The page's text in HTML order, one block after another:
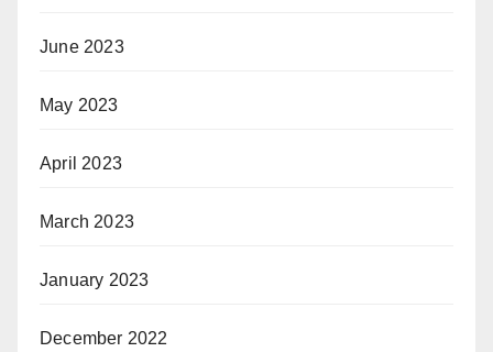
June 2023
May 2023
April 2023
March 2023
January 2023
December 2022